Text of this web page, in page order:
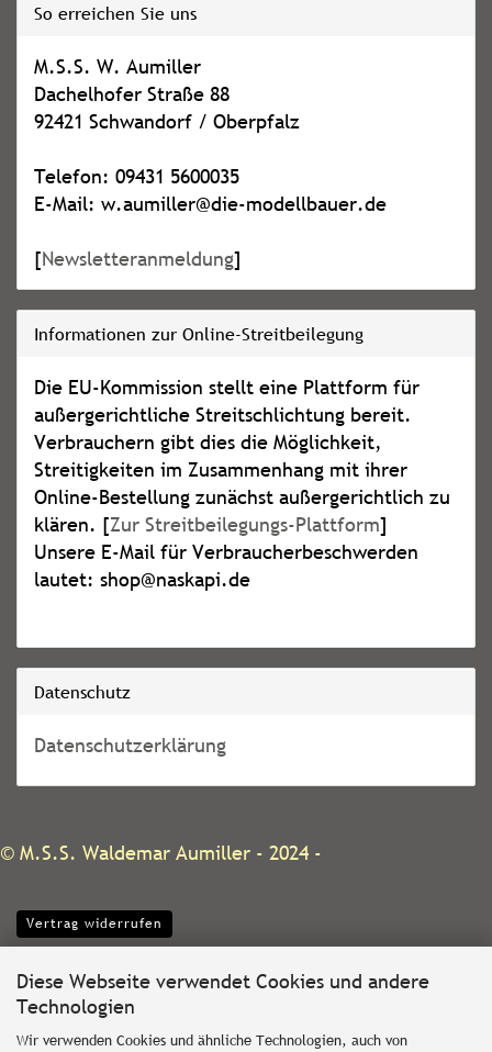
Diese Webseite verwendet Cookies und andere
Technologien
Wir verwenden Cookies und ähnliche Technologien, auch von
So erreichen Sie uns
M.S.S. W. Aumiller
Dachelhofer Straße 88
92421 Schwandorf / Oberpfalz
Telefon: 09431 5600035
E-Mail: w.aumiller@die-modellbauer.de
[Newsletteranmeldung]
Informationen zur Online-Streitbeilegung
Die EU-Kommission stellt eine Plattform für
außergerichtliche Streitschlichtung bereit.
Verbrauchern gibt dies die Möglichkeit,
Streitigkeiten im Zusammenhang mit ihrer
Online-Bestellung zunächst außergerichtlich zu
klären. [Zur Streitbeilegungs-Plattform]
Unsere E-Mail für Verbraucherbeschwerden
lautet: shop@naskapi.de
Datenschutz
Datenschutzerklärung
© M.S.S. Waldemar Aumiller - 2024 -
Vertrag widerrufen